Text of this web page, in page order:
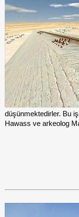
düşünmektedirler. Bu
Hawass ve arkeolog